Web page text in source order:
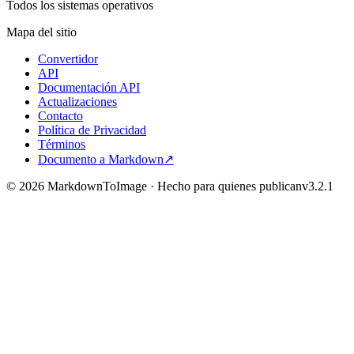
Todos los sistemas operativos
Mapa del sitio
Convertidor
API
Documentación API
Actualizaciones
Contacto
Política de Privacidad
Términos
Documento a Markdown↗
© 2026 MarkdownToImage · Hecho para quienes publicanv3.2.1